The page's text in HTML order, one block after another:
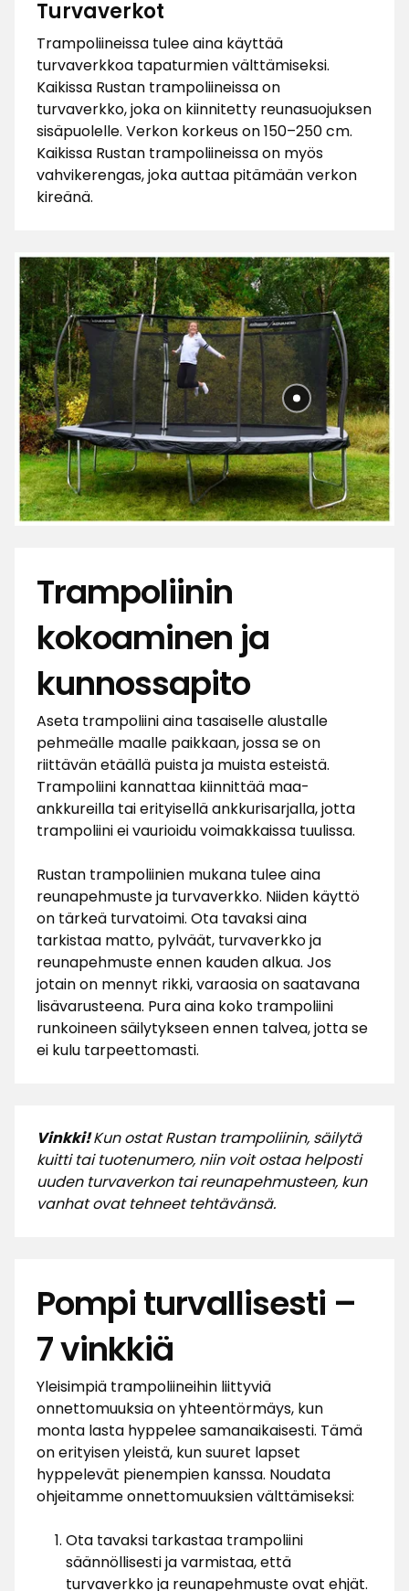
Turvaverkot
Trampoliineissa tulee aina käyttää
turvaverkkoa tapaturmien välttämiseksi.
Kaikissa Rustan trampoliineissa on
turvaverkko, joka on kiinnitetty reunasuojuksen
sisäpuolelle. Verkon korkeus on 150–250 cm.
Kaikissa Rustan trampoliineissa on myös
vahvikerengas, joka auttaa pitämään verkon
kireänä.
Trampoliinin
kokoaminen ja
kunnossapito
Aseta trampoliini aina tasaiselle alustalle
pehmeälle maalle paikkaan, jossa se on
riittävän etäällä puista ja muista esteistä.
Trampoliini kannattaa kiinnittää maa-
ankkureilla tai erityisellä ankkurisarjalla, jotta
trampoliini ei vaurioidu voimakkaissa tuulissa.
Rustan trampoliinien mukana tulee aina
reunapehmuste ja turvaverkko. Niiden käyttö
on tärkeä turvatoimi. Ota tavaksi aina
tarkistaa matto, pylväät, turvaverkko ja
reunapehmuste ennen kauden alkua. Jos
jotain on mennyt rikki, varaosia on saatavana
lisävarusteena. Pura aina koko trampoliini
runkoineen säilytykseen ennen talvea, jotta se
ei kulu tarpeettomasti.
Vinkki!Kun ostat Rustan trampoliinin, säilytä
kuitti tai tuotenumero, niin voit ostaa helposti
uuden turvaverkon tai reunapehmusteen, kun
vanhat ovat tehneet tehtävänsä.
Pompi turvallisesti –
7 vinkkiä
Yleisimpiä trampoliineihin liittyviä
onnettomuuksia on yhteentörmäys, kun
monta lasta hyppelee samanaikaisesti. Tämä
on erityisen yleistä, kun suuret lapset
hyppelevät pienempien kanssa. Noudata
ohjeitamme onnettomuuksien välttämiseksi:
Ota tavaksi tarkastaa trampoliini
säännöllisesti ja varmistaa, että
turvaverkko ja reunapehmuste ovat ehjät.